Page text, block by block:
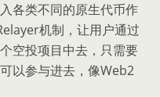
各类不同的原生代币作
机制，让用户通过
空投项目中去，只需要
以参与进去，像Web2